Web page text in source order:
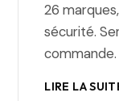
26
sécurité.
commande.
LIRE LA